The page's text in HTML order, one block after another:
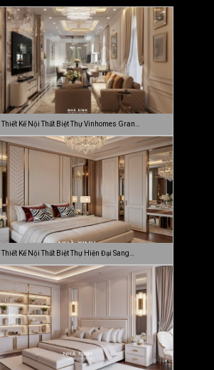
Thiết Kế Nội Thất Biệt Thự Vinhomes Gran…
Thiết Kế Nội Thất Biệt Thự Hiện Đại Sang…